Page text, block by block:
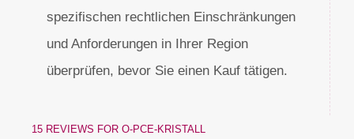
spezifischen rechtlichen Einschränkungen
und Anforderungen in Ihrer Region
überprüfen, bevor Sie einen Kauf tätigen.
15 REVIEWS FOR O-PCE-KRISTALL